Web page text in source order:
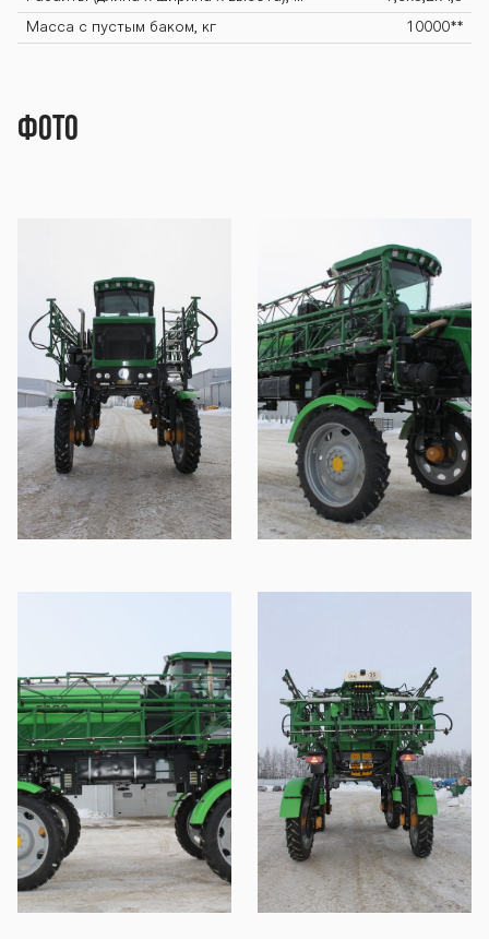
М BARS OS-400
00М BARS OS-4
000М BARS OS-
4000М BARS O
S-4000М BARS
OS-4000М BAR
S OS-4000М BA
RS OS-4000М B
ARS OS-4000М
Масса с пустым баком, кг 10000**
Фото